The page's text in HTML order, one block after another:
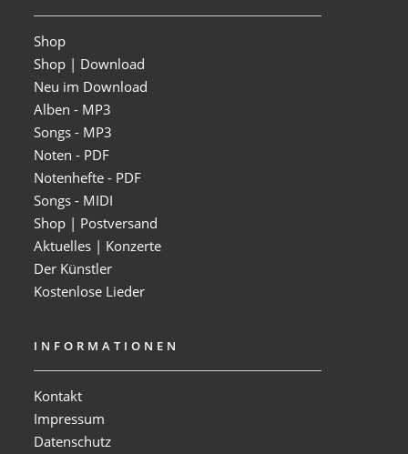
Shop
Shop | Download
Neu im Download
Alben - MP3
Songs - MP3
Noten - PDF
Notenhefte - PDF
Songs - MIDI
Shop | Postversand
Aktuelles | Konzerte
Der Künstler
Kostenlose Lieder
INFORMATIONEN
Kontakt
Impressum
Datenschutz